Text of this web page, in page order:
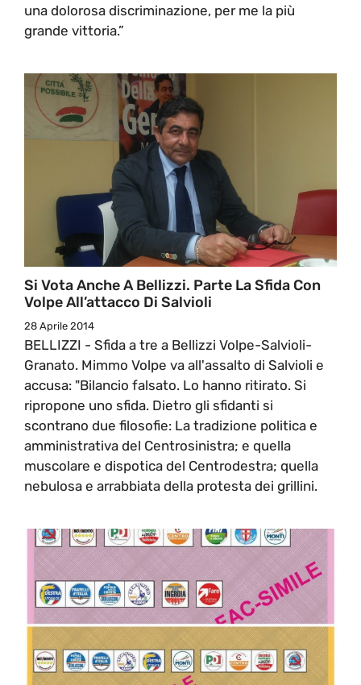
una dolorosa discriminazione, per me la più
grande vittoria.”
Si Vota Anche A Bellizzi. Parte La Sfida Con
Volpe All’attacco Di Salvioli
28 Aprile 2014
BELLIZZI - Sfida a tre a Bellizzi Volpe-Salvioli-
Granato. Mimmo Volpe va all'assalto di Salvioli e
accusa: "Bilancio falsato. Lo hanno ritirato. Si
ripropone uno sfida. Dietro gli sfidanti si
scontrano due filosofie: La tradizione politica e
amministrativa del Centrosinistra; e quella
muscolare e dispotica del Centrodestra; quella
nebulosa e arrabbiata della protesta dei grillini.